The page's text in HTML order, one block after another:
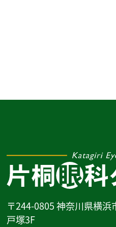
〒244-0805 神奈川県横
戸塚3F